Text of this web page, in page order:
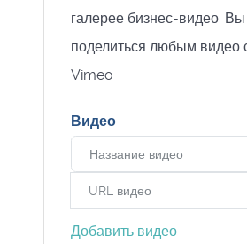
галерее бизнес-видео.
поделиться любым видео
Vimeo
Видео
Добавить видео